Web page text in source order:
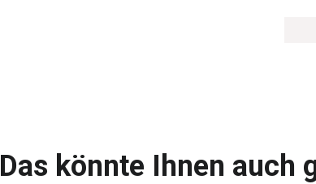
Das könnte Ihnen auch